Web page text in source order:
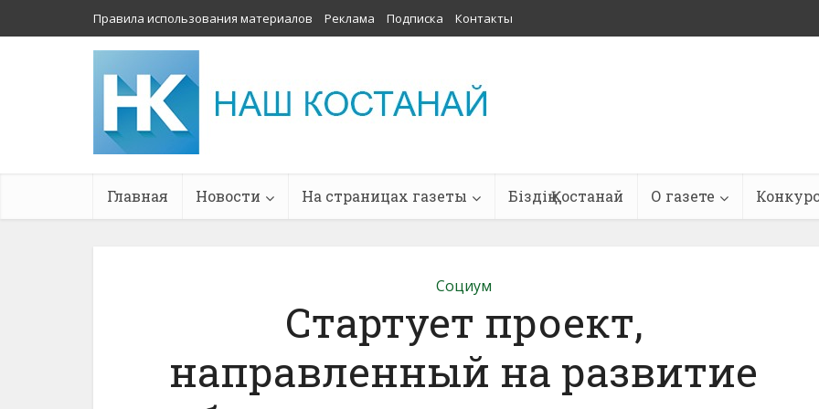
Правила использования материалов Реклама Подписка Контакты
Главная Новости На страницах газеты Біздің Қостанай О газете
Социум
Стартует проект,
направленный на развитие